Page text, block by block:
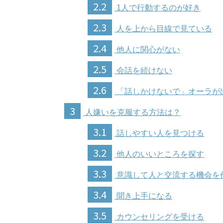
2.2 1人で行動するのが好き
2.3 人を上から目線で見ている
2.4 他人に関心がない
2.5 会話を続けない
2.6 「話しかけないで」オーラが
3 人嫌いを克服する方法は？
3.1 話しやすい人を見つける
3.2 他人のいいところを探す
3.3 意識して人と交流する機会を
3.4 聞き上手になる
3.5 カウンセリングを受ける